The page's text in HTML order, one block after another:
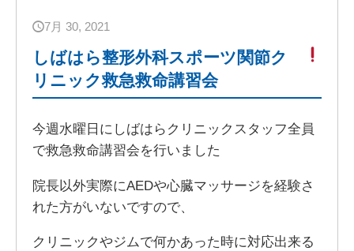
7月 30, 2021
しばはら整形外科スポーツ関節ク
リニック救急救命講習会
今週水曜日にしばはらクリニックスタッフ全員
で救急救命講習会を行いました
院長以外実際にAEDや心臓マッサージを経験さ
れた方がいないですので、
クリニックやジムで何かあった時に対応出来る